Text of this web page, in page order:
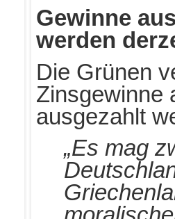
Gewinne
werden
Die Grünen
Zinsgewinne
ausgezahlt
„Es mag